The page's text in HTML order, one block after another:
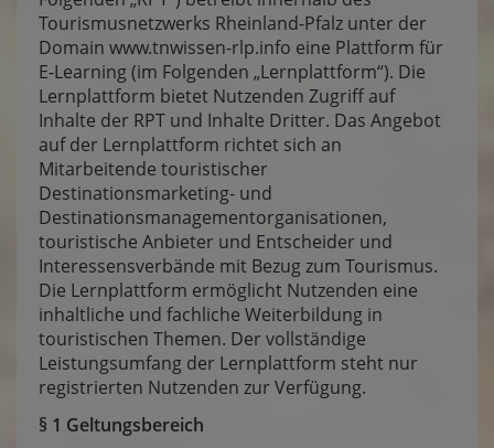
Tourismusnetzwerks Rheinland-Pfalz unter der
Domain www.tnwissen-rlp.info eine Plattform für
E-Learning (im Folgenden „Lernplattform“). Die
Lernplattform bietet Nutzenden Zugriff auf
Inhalte der RPT und Inhalte Dritter. Das Angebot
auf der Lernplattform richtet sich an
Mitarbeitende touristischer
Destinationsmarketing- und
Destinationsmanagementorganisationen,
touristische Anbieter und Entscheider und
Interessensverbände mit Bezug zum Tourismus.
Die Lernplattform ermöglicht Nutzenden eine
inhaltliche und fachliche Weiterbildung in
touristischen Themen. Der vollständige
Leistungsumfang der Lernplattform steht nur
registrierten Nutzenden zur Verfügung.
§ 1 Geltungsbereich